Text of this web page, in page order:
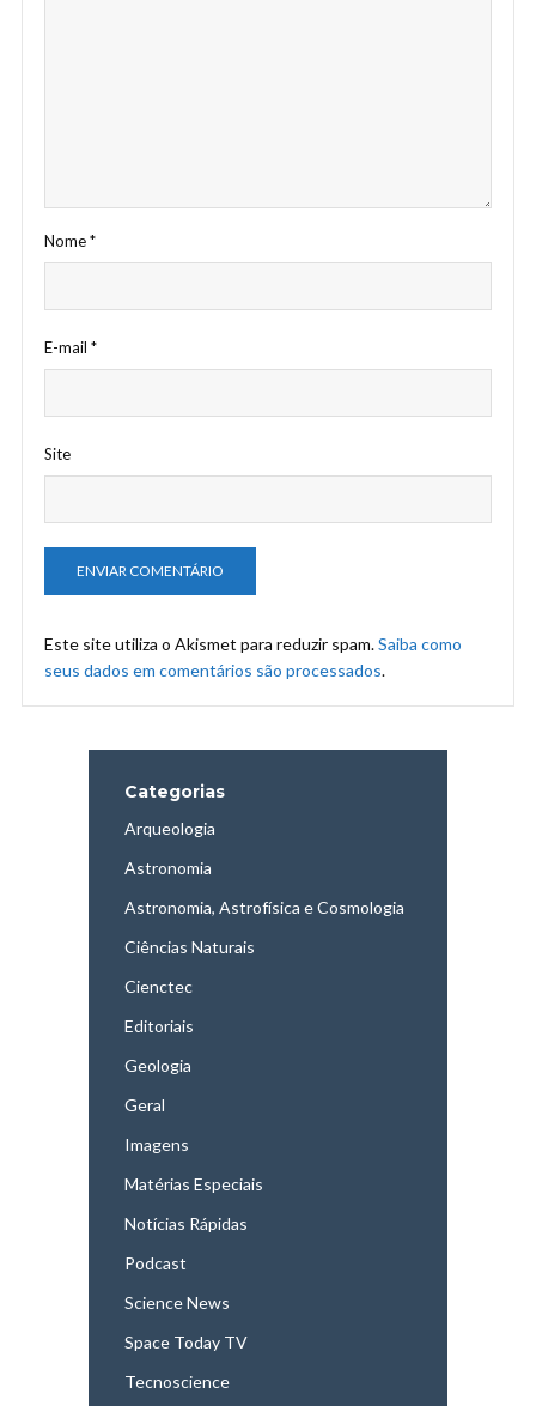
Nome*
E-mail *
Site
Este site utiliza o Akismet para reduzir spam.Saiba como
seus dados em comentários são processados.
Categorias
Arqueologia
Astronomia
Astronomia, Astrofísica e Cosmologia
Ciências Naturais
Cienctec
Editoriais
Geologia
Geral
Imagens
Matérias Especiais
Notícias Rápidas
Podcast
Science News
Space Today TV
Tecnoscience